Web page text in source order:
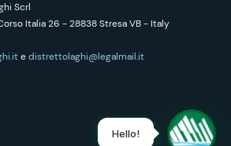
Scrl
Italia 26 - 28838 Stresa VB - Italy
edistrettolaghi@legalmail.it